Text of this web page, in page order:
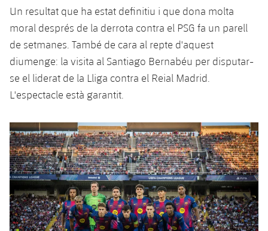
Un resultat que ha estat definitiu i que dona molta
moral després de la derrota contra el PSG fa un parell
de setmanes. També de cara al repte d'aquest
diumenge: la visita al Santiago Bernabéu per disputar-
se el liderat de la Lliga contra el Reial Madrid.
L'espectacle està garantit.
Anterior
label.aria.chevronleft Següent